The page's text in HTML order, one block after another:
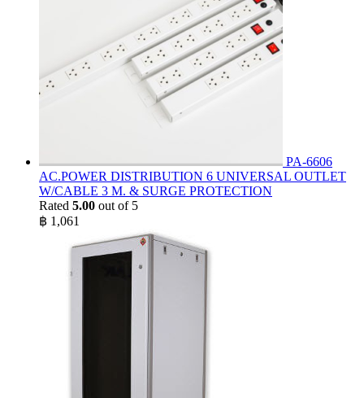
PA-6606
AC.POWER DISTRIBUTION 6 UNIVERSAL OUTLET
W/CABLE 3 M. & SURGE PROTECTION
Rated 5.00 out of 5
฿ 1,061